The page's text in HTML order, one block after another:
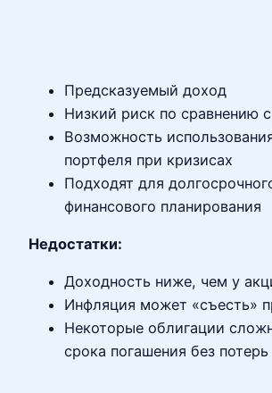
Предсказуемый доход
Низкий риск по сравнению
Возможность
портфеля при кризисах
Подходят для
финансового планирования
Недостатки:
Доходность ниже, чем у
Инфляция может «съесть»
Некоторые облигации
срока погашения без потерь